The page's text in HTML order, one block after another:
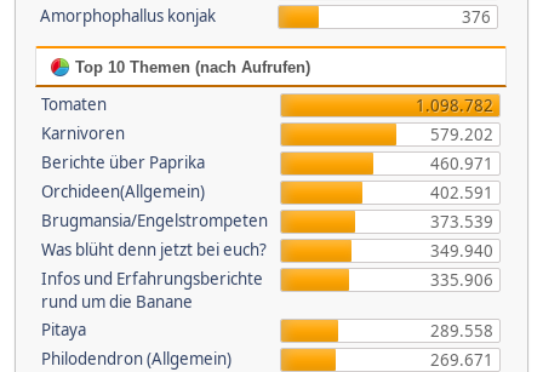
Amorphophallus konjak
376
Top 10 Themen (nach Aufrufen)
Tomaten
1.098.782
Karnivoren
579.202
Berichte über Paprika
460.971
Orchideen(Allgemein)
402.591
Brugmansia/Engelstrompeten
373.539
Was blüht denn jetzt bei euch?
349.940
Infos und Erfahrungsberichte
rund um die Banane
335.906
Pitaya
289.558
Philodendron (Allgemein)
269.671